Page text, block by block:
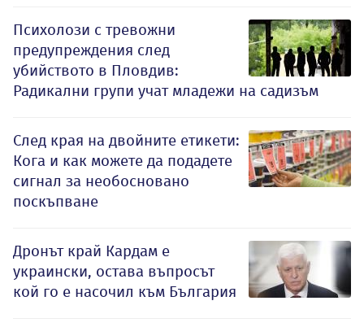
Психолози с тревожни
предупреждения след
убийството в Пловдив:
Радикални групи учат младежи на садизъм
След края на двойните етикети:
Кога и как можете да подадете
сигнал за необосновано
поскъпване
Дронът край Кардам е
украински, остава въпросът
кой го е насочил към България